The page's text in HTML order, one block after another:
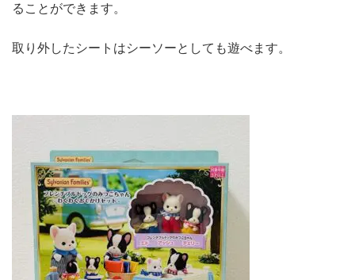
ることができます。
取り外したシートはシーソーとしても遊べます。